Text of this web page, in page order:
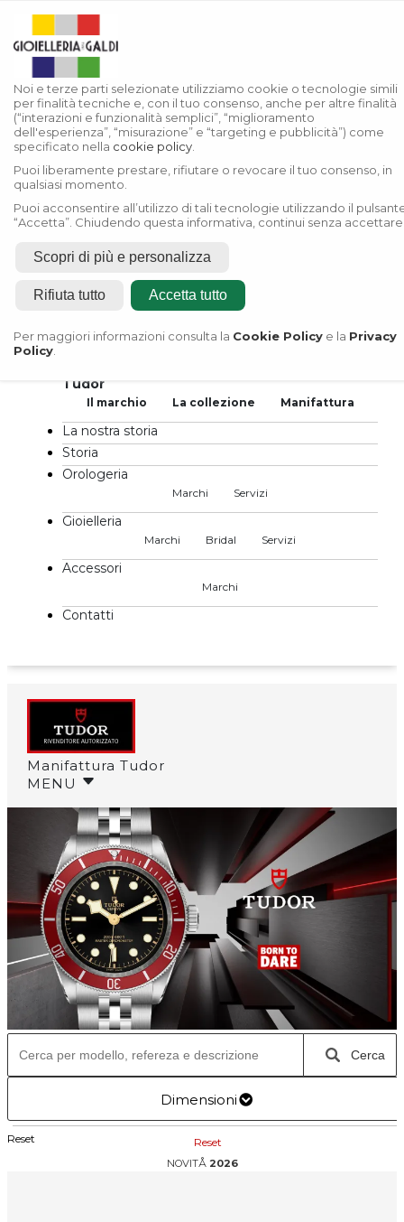
Rivenditore Autorizzato
Rolex
Tudor
Il marchio La collezione Manifattura
La nostra storia
Storia
Orologeria
Marchi Servizi
Gioielleria
Marchi Bridal Servizi
Accessori
Marchi
Contatti
Manifattura Tudor
MENU
Cerca
Dimensioni
Reset
Reset
NOVITÅ 2026
Noi e terze parti selezionate utilizziamo cookie o tecnologie simili
per finalità tecniche e, con il tuo consenso, anche per altre finalità
(“interazioni e funzionalità semplici”, “miglioramento
dell'esperienza”, “misurazione” e “targeting e pubblicità”) come
specificato nella cookie policy
Puoi liberamente prestare, rifiutare o revocare il tuo consenso, in
qualsiasi momento.
Puoi acconsentire all’utilizzo di tali tecnologie utilizzando il
“Accetta”. Chiudendo questa informativa, continui senza
Scopri di più e personalizza
Rifiuta tutto Accetta tutto
Per maggiori informazioni consulta la Cookie Policy e la Privacy
Policy